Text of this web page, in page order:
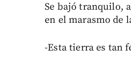
Se bajó tranquilo,
en el marasmo de
-Esta tierra es tan